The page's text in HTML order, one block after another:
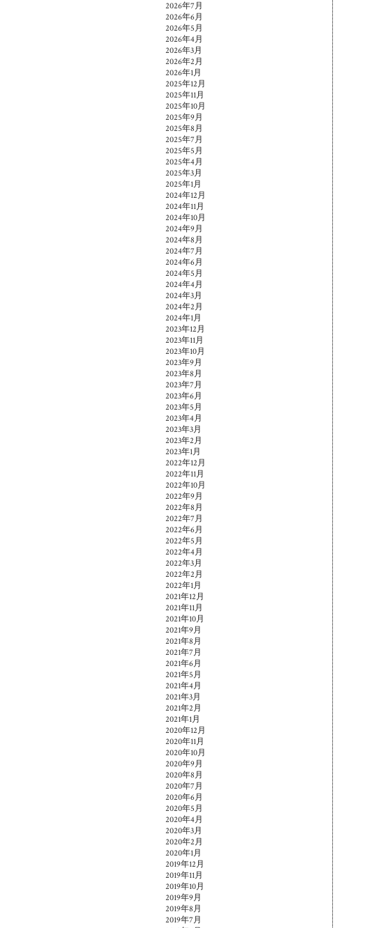
2026年7月
2026年6月
2026年5月
2026年4月
2026年3月
2026年2月
2026年1月
2025年12月
2025年11月
2025年10月
2025年9月
2025年8月
2025年7月
2025年5月
2025年4月
2025年3月
2025年1月
2024年12月
2024年11月
2024年10月
2024年9月
2024年8月
2024年7月
2024年6月
2024年5月
2024年4月
2024年3月
2024年2月
2024年1月
2023年12月
2023年11月
2023年10月
2023年9月
2023年8月
2023年7月
2023年6月
2023年5月
2023年4月
2023年3月
2023年2月
2023年1月
2022年12月
2022年11月
2022年10月
2022年9月
2022年8月
2022年7月
2022年6月
2022年5月
2022年4月
2022年3月
2022年2月
2022年1月
2021年12月
2021年11月
2021年10月
2021年9月
2021年8月
2021年7月
2021年6月
2021年5月
2021年4月
2021年3月
2021年2月
2021年1月
2020年12月
2020年11月
2020年10月
2020年9月
2020年8月
2020年7月
2020年6月
2020年5月
2020年4月
2020年3月
2020年2月
2020年1月
2019年12月
2019年11月
2019年10月
2019年9月
2019年8月
2019年7月